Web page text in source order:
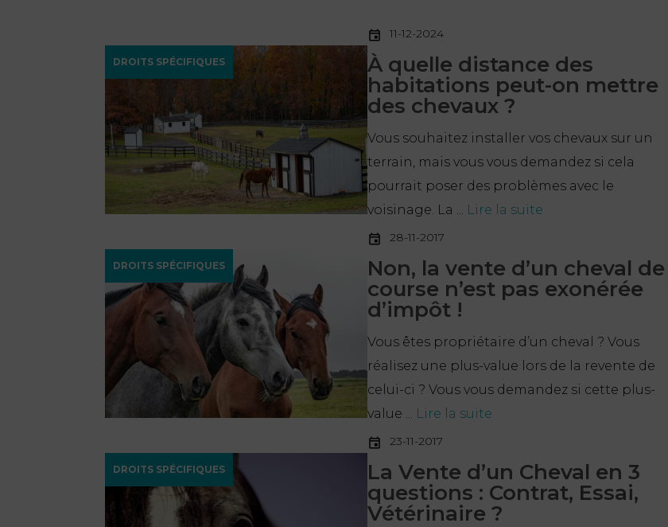
DROITS SPÉCIFIQUES
11-12-2024
À quelle distance des
habitations peut-on mettre
des chevaux ?
Vous souhaitez installer vos chevaux sur un
terrain, mais vous vous demandez si cela
pourrait poser des problèmes avec le
voisinage. La ... Lire la suite
DROITS SPÉCIFIQUES
28-11-2017
Non, la vente d’un cheval de
course n’est pas exonérée
d’impôt !
Vous êtes propriétaire d’un cheval ? Vous
réalisez une plus-value lors de la revente de
celui-ci ? Vous vous demandez si cette plus-
value ... Lire la suite
DROITS SPÉCIFIQUES
23-11-2017
La Vente d’un Cheval en 3
questions : Contrat, Essai,
Vétérinaire ?